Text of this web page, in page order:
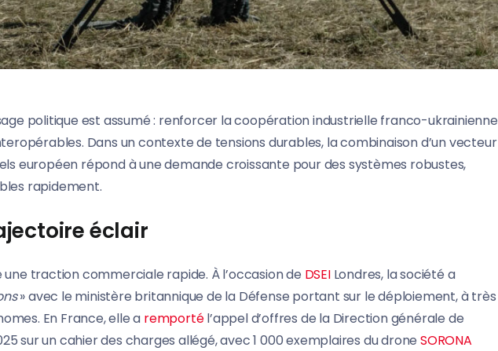
politique est assumé : renforcer la coopération industrielle franco-ukrainienne
Dans un contexte de tensions durables, la combinaison d’un vecteur
européen répond à une demande croissante pour des systèmes robustes,
rapidement.
éclair
traction commerciale rapide. À l’occasion de DSEILondres, la société a
» avec le ministère britannique de la Défense portant sur le déploiement, à très
En France, elle a remportél’appel d’offres de la Direction générale de
sur un cahier des charges allégé, avec 1 000 exemplaires du drone SORONA